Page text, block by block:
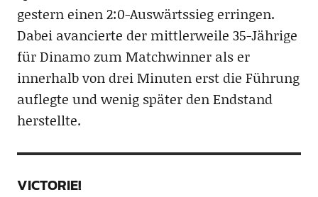
gestern einen 2:0-Auswärtssieg erringen.
Dabei avancierte der mittlerweile 35-Jährige
für Dinamo zum Matchwinner als er
innerhalb von drei Minuten erst die Führung
auflegte und wenig später den Endstand
herstellte.
VICTORIE!